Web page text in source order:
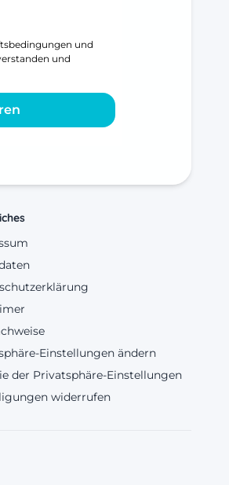
und
und
Einstellungen ändern
der Privatsphäre-Einstellungen
widerrufen